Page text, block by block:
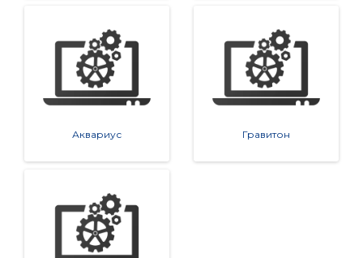
Аквариус Гравитон